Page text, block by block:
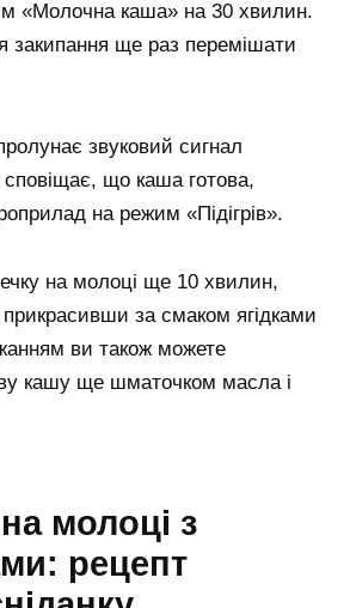
«Молочна каша» на 30 хвилин.
закипання ще раз перемішати
звуковий сигнал
що каша готова,
на режим «Підігрів».
на молоці ще 10 хвилин,
за смаком ягідками
ви також можете
кашу ще шматочком масла і
молоці з
рецепт